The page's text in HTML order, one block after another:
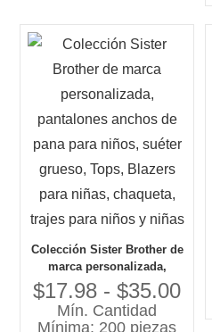
Colección Sister Brother de
marca personalizada,
pantalones anchos de pana
para niños, suéter grueso,
Tops, Blazers para niñas,
$17.98 - $35.00
Mín. Cantidad
Mínima: 200 piezas